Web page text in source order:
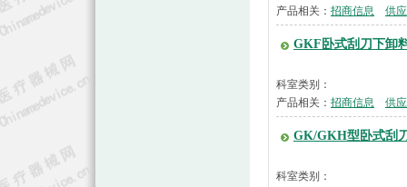
产品相关： 招商信息 供
GKF卧式刮刀下卸
科室类别：
产品相关： 招商信息 供
GK/GKH型卧式刮
科室类别：